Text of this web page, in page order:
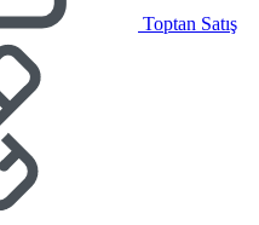
Toptan Satış